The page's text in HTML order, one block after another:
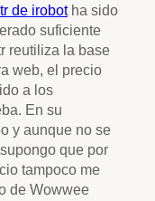
de irobotha sido
suficiente
reutiliza la base
web, el precio
a los
En su
y aunque no se
que por
tampoco me
de Wowwee